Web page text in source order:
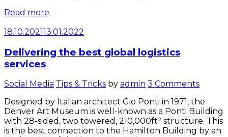
Read more
18.10.202113.01.2022
Delivering the best global logistics
services
Categories
Social Media Tips & Tricks by admin 3 Comments
Designed by Italian architect Gio Ponti in 1971, the
Denver Art Museum is well-known as a Ponti Building
with 28-sided, two towered, 210,000ft² structure. This
is the best connection to the Hamilton Building by an